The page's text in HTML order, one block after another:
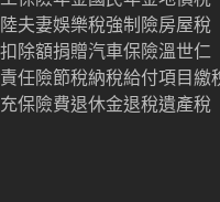
夫妻娛樂稅強制險房屋稅
扣除額捐贈汽車保險溫世仁
任險節稅納稅給付項目 繳
保險費退休金退稅遺產稅